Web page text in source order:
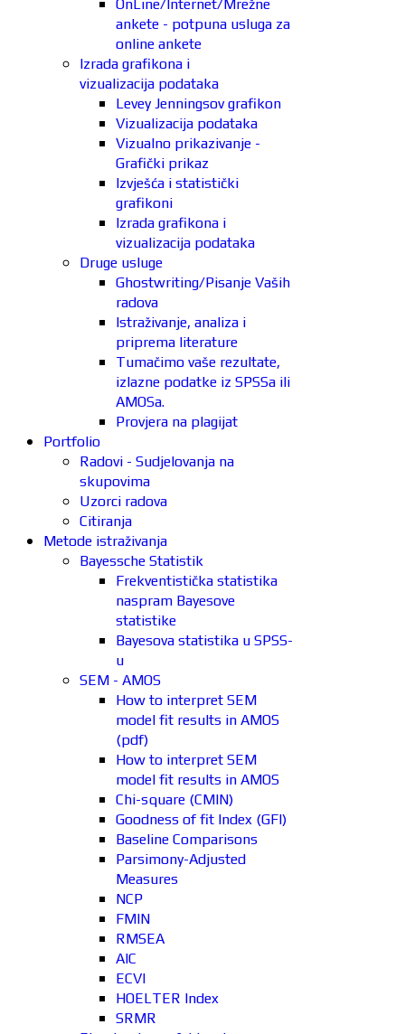
OnLine/Internet/Mrežne
ankete - potpuna usluga za
online ankete
Izrada grafikona i
vizualizacija podataka
Levey Jenningsov grafikon
Vizualizacija podataka
Vizualno prikazivanje -
Grafički prikaz
Izvješća i statistički
grafikoni
Izrada grafikona i
vizualizacija podataka
Druge usluge
Ghostwriting/Pisanje Vaših
radova
Istraživanje, analiza i
priprema literature
Tumačimo vaše rezultate,
izlazne podatke iz SPSSa ili
AMOSa.
Provjera na plagijat
Portfolio
Radovi - Sudjelovanja na
skupovima
Uzorci radova
Citiranja
Metode istraživanja
Bayessche Statistik
Frekventistička statistika
naspram Bayesove
statistike
Bayesova statistika u SPSS-
u
SEM - AMOS
How to interpret SEM
model fit results in AMOS
(pdf)
How to interpret SEM
model fit results in AMOS
Chi-square (CMIN)
Goodness of fit Index (GFI)
Baseline Comparisons
Parsimony-Adjusted
Measures
NCP
FMIN
RMSEA
AIC
ECVI
HOELTER Index
SRMR